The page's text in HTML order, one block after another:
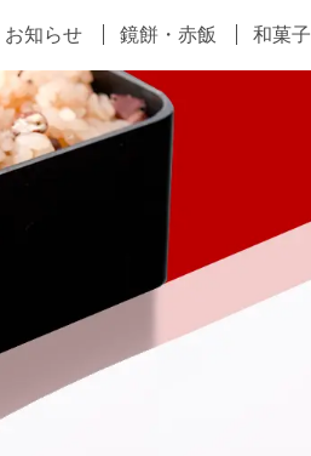
お知らせ 鏡餅・赤飯 和菓子